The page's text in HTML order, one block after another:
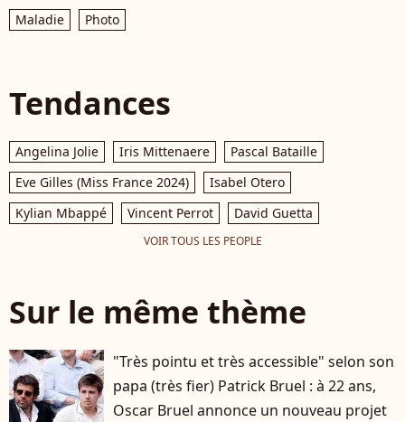
Maladie
Photo
Tendances
Angelina Jolie Iris Mittenaere
Pascal Bataille
Eve Gilles (Miss France 2024)
Isabel Otero
Kylian Mbappé
Vincent Perrot David Guetta
VOIR TOUS LES PEOPLE
Sur le même thème
"Très pointu et très accessible" selon son
papa (très fier) Patrick Bruel : à 22 ans,
Oscar Bruel annonce un nouveau projet